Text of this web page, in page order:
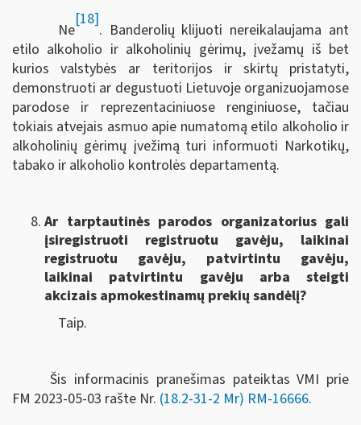
Ne
[18]
. Banderolių klijuoti nereikalaujama ant
etilo alkoholio ir alkoholinių gėrimų, įvežamų iš bet
kurios valstybės ar teritorijos ir skirtų pristatyti,
demonstruoti ar degustuoti Lietuvoje organizuojamose
parodose ir reprezentaciniuose renginiuose, tačiau
tokiais atvejais asmuo apie numatomą etilo alkoholio ir
alkoholinių gėrimų įvežimą turi informuoti Narkotikų,
tabako ir alkoholio kontrolės departamentą.
Ar tarptautinės parodos organizatorius gali
įsiregistruoti registruotu gavėju, laikinai
registruotu gavėju, patvirtintu gavėju,
laikinai patvirtintu gavėju arba steigti
akcizais apmokestinamų prekių sandėlį?
Taip.
Šis informacinis pranešimas pateiktas VMI prie
FM 2023-05-03 rašte Nr. (18.2-31-2 Mr) RM-16666.